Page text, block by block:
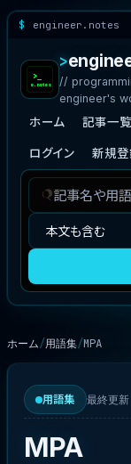
engineer.notes
//
engineer's
ホーム 記事一覧
ログイン 新規登
事
検
索
索
象
ホーム 用語集 MPA
用語集 最終更
MPA